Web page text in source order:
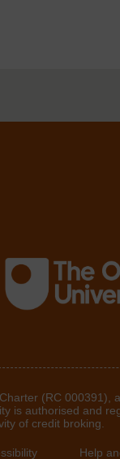
(RC 000391),
is authorised and
of credit broking.
Help